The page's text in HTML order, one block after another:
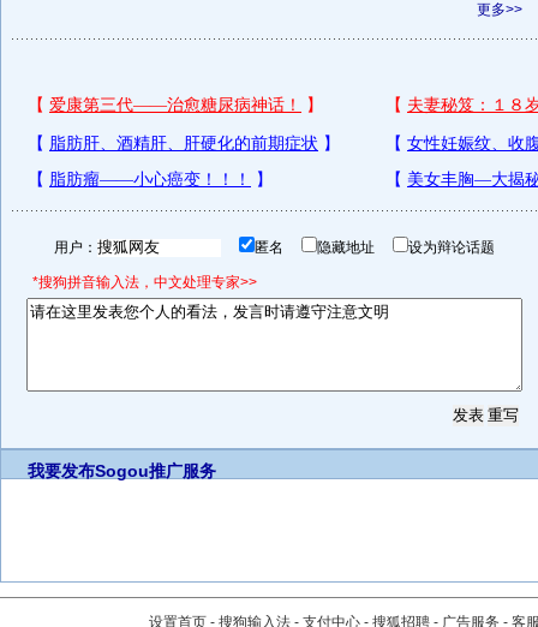
更多>>
用户： 匿名 隐藏地址 设为辩论话题
*搜狗拼音输入法，中文处理专家>>
我要发布Sogou推广服务
设置首页 - 搜狗输入法 - 支付中心 - 搜狐招聘 - 广告服务 - 客